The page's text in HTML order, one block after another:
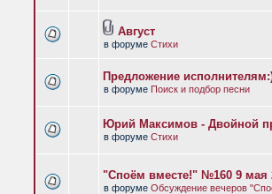
Август
в форуме Стихи
Предложение
в форуме Поиск и подбор песни
Юрий Максимов - Двойной
в форуме Стихи
"Споём вместе!" №160 9 мая
в форуме Обсуждение вечеров